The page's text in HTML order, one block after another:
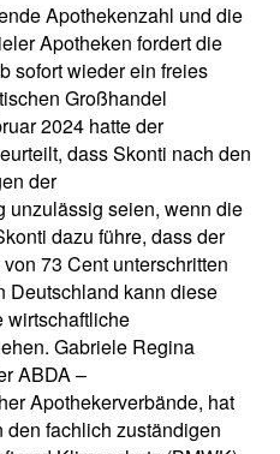
Apothekenzahl und die
Apotheken fordert die
sofort wieder ein freies
Großhandel
2024 hatte der
dass Skonti nach den
der
unzulässig seien, wenn die
dazu führe, dass der
73 Cent unterschritten
Deutschland kann diese
wirtschaftliche
Gabriele Regina
ABDA –
Apothekerverbände, hat
fachlich zuständigen